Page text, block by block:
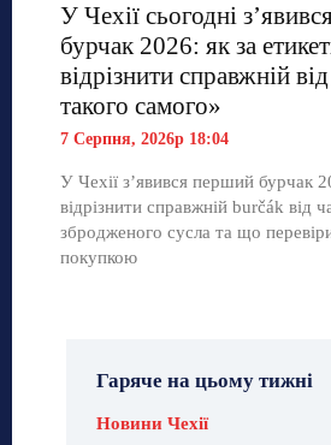
У Чехії сьогодні
бурчак 2026: як за
відрізнити справжній
такого самого»
7 Серпня, 2026р 18:04
У Чехії з’явився перший бурчак
відрізнити справжній burčák від
збродженого сусла та що
покупкою
Гаряче на цьому тижні
Новини Чехії